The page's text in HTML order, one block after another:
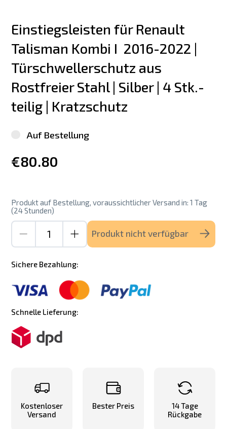
Einstiegsleisten für Renault
Talisman Kombi I  2016-2022 |
Türschwellerschutz aus
Rostfreier Stahl | Silber | 4 Stk.-
teilig | Kratzschutz
Auf Bestellung
€80.80
Produkt auf Bestellung, voraussichtlicher Versand in: 1 Tag
(24 Stunden)
Produkt nicht verfügbar
Sichere Bezahlung:
Schnelle Lieferung:
Kostenloser
Versand
Bester Preis
14 Tage
Rückgabe